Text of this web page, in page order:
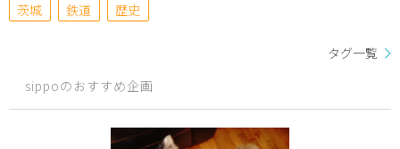
茨城
鉄道 歴史
タグ一覧
sippoのおすすめ企画